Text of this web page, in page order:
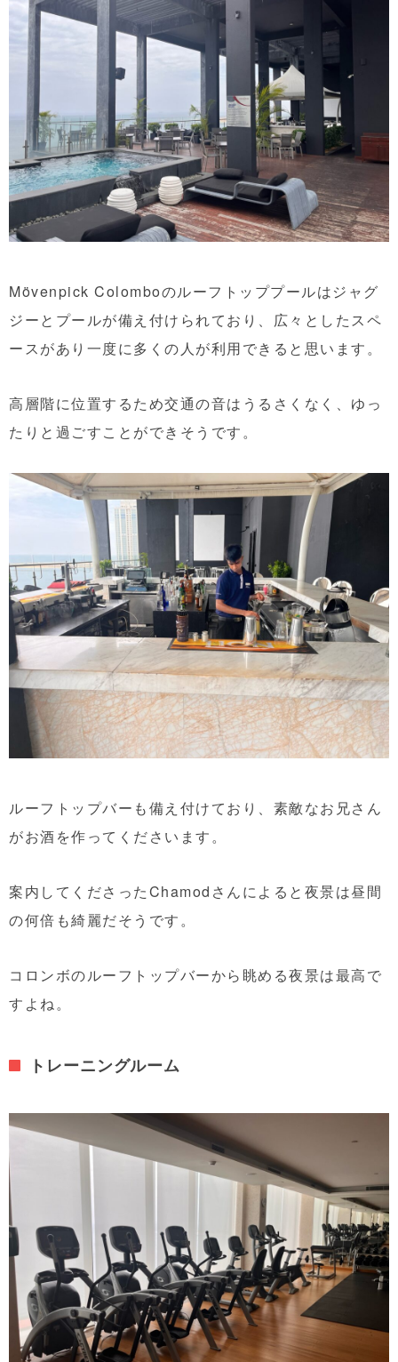
Mövenpick Colomboのルーフトッププールはジャグ
ジーとプールが備え付けられており、広々としたスペ
ースがあり一度に多くの人が利用できると思います。
高層階に位置するため交通の音はうるさくなく、ゆっ
たりと過ごすことができそうです。
ルーフトップバーも備え付けており、素敵なお兄さん
がお酒を作ってくださいます。
案内してくださったChamodさんによると夜景は昼間
の何倍も綺麗だそうです。
コロンボのルーフトップバーから眺める夜景は最高で
すよね。
トレーニングルーム